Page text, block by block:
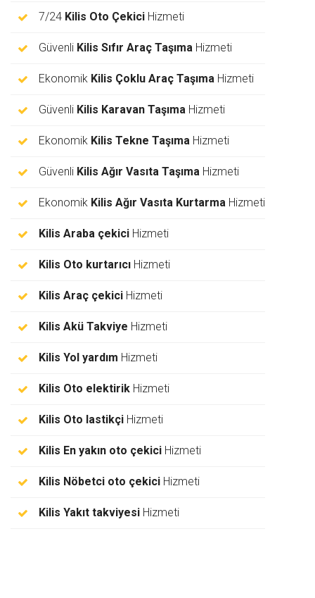
7/24 Kilis Oto Çekici Hizmeti
Güvenli Kilis Sıfır Araç Taşıma Hizmeti
Ekonomik Kilis Çoklu Araç Taşıma Hizmeti
Güvenli Kilis Karavan Taşıma Hizmeti
Ekonomik Kilis Tekne Taşıma Hizmeti
Güvenli Kilis Ağır Vasıta Taşıma Hizmeti
Ekonomik Kilis Ağır Vasıta Kurtarma Hizmeti
Kilis Araba çekici Hizmeti
Kilis Oto kurtarıcı Hizmeti
Kilis Araç çekici Hizmeti
Kilis Akü Takviye Hizmeti
Kilis Yol yardım Hizmeti
Kilis Oto elektirik Hizmeti
Kilis Oto lastikçi Hizmeti
Kilis En yakın oto çekici Hizmeti
Kilis Nöbetci oto çekici Hizmeti
Kilis Yakıt takviyesi Hizmeti